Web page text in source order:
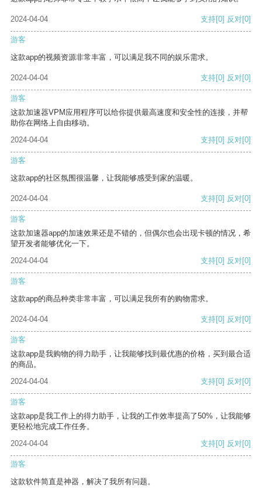
2024-04-04 支持[0] 反对[0]
游客
这款app的视频资源非常丰富，可以满足我不同的娱乐需求。
2024-04-04 支持[0] 反对[0]
游客
这款加速器VPM应用程序可以给你提供最高速度和安全性的连接，并帮
助你在网络上自由移动。
2024-04-04
支持[0] 反对[0]
游客
这款app的社区氛围很温馨，让我能够感受到家的温暖。
2024-04-04 支持[0] 反对[0]
游客
这款加速器app的加速效果还是不错的，但偶尔也会出现卡顿的情况，希
望开发者能够优化一下。
2024-04-04
支持[0] 反对[0]
游客
这款app的商品种类非常丰富，可以满足我所有的购物需求。
2024-04-04 支持[0] 反对[0]
游客
这款app是我购物的得力助手，让我能够找到最优惠的价格，买到最合适
的商品。
2024-04-04
支持[0] 反对[0]
游客
这款app是我工作上的得力助手，让我的工作效率提高了50%，让我能够
更轻松地完成工作任务。
2024-04-04
支持[0] 反对[0]
游客
这款软件简直是神器，解决了我所有问题。